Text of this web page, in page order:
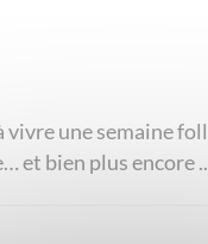
une semaine
et bien plus encore